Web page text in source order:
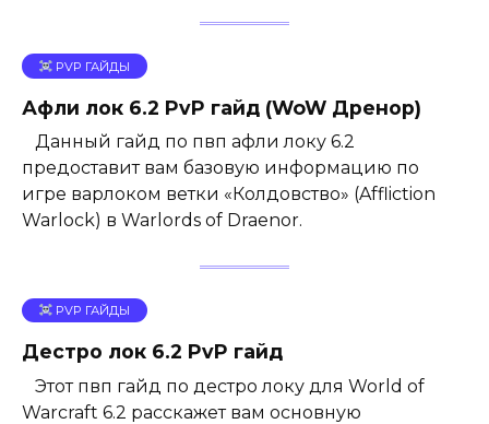
PVP ГАЙДЫ
Афли лок 6.2 PvP гайд (WoW Дренор)
Данный гайд по пвп афли локу 6.2
предоставит вам базовую информацию по
игре варлоком ветки «Колдовство» (Affliction
Warlock) в Warlords of Draenor.
PVP ГАЙДЫ
Дестро лок 6.2 PvP гайд
Этот пвп гайд по дестро локу для World of
Warcraft 6.2 расскажет вам основную